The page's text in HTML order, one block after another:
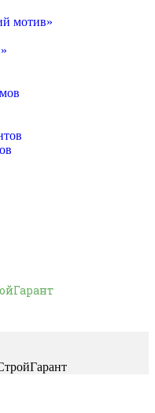
мотив»